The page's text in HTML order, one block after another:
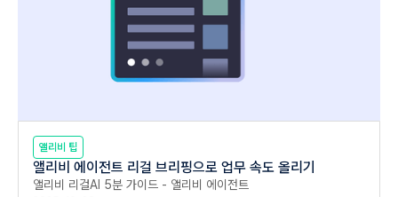
앨리비 팁
앨리비 에이전트 리걸 브리핑으로 업무 속도 올리기
앨리비 리걸AI 5분 가이드 - 앨리비 에이전트